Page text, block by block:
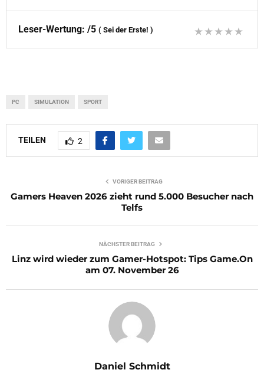
Leser-Wertung: /5 ( Sei der Erste! )
PC SIMULATION SPORT
TEILEN 2
VORIGER BEITRAG
Gamers Heaven 2026 zieht rund 5.000 Besucher nach
Telfs
NÄCHSTER BEITRAG
Linz wird wieder zum Gamer-Hotspot: Tips Game.On
am 07. November 26
Daniel Schmidt